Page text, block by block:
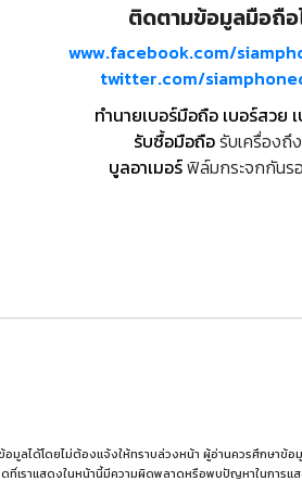
ติดตามข้อมูลมือถื
www.facebook.com/
twitter.com/
ทำนายเบอร์มือถือ เบอร์สวย
รับซื้อมือถือรับเครื่องถึ
บูลอาเมอร์ฟิล์มกระจกกันร
ได้โดยไม่ต้องแจ้งให้ทราบล่วงหน้า ผู้อ่านควรศึกษาข้อ
ราแสดงในหน้านี้มีความผิดพลาดหรือพบปัญหาในการแส